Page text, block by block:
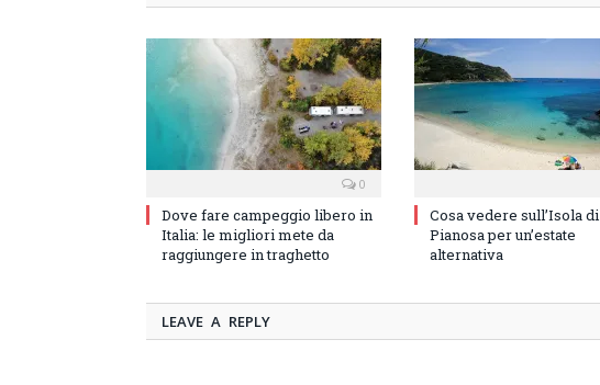
0
Dove fare campeggio libero in
Italia: le migliori mete da
raggiungere in traghetto
Cosa vedere sull’Isola di
Pianosa per un’estate
alternativa
LEAVE A REPLY